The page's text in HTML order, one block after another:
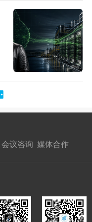
会议咨询 媒体合作
接开聊